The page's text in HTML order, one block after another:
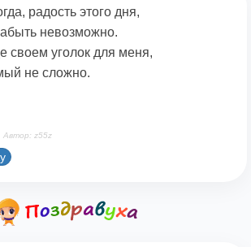
радость этого дня,
невозможно.
своем уголок для меня,
не сложно.
Автор: z55z